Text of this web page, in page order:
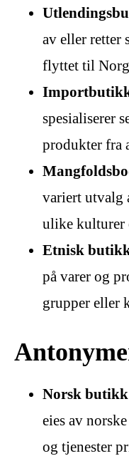
av eller retter
flyttet til
spesialiserer
produkter fra
variert utvalg
ulike kulturer
Etnisk
på varer og
grupper eller
Norsk
eies av
og tjenester